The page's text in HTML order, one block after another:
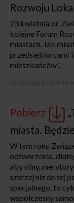
Rozwoju
23 kwietnia br.
kolejne Forum
miastach. Jak
przedsiębiorcami
mieszkańców”.
18.05.2026 11:29
Pobierz
miasta.
W tym roku
odtworzenia,
aby silny,
szerzej niż do tej
specjalnego, to
współczesny